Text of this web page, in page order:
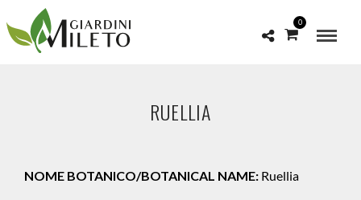
0
RUELLIA
NOME BOTANICO/BOTANICAL NAME: Ruellia